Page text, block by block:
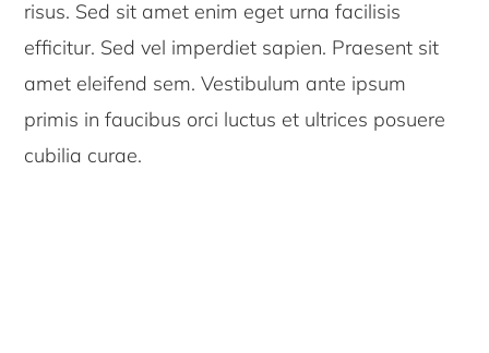
risus. Sed sit amet enim eget urna facilisis
efficitur. Sed vel imperdiet sapien. Praesent sit
amet eleifend sem. Vestibulum ante ipsum
primis in faucibus orci luctus et ultrices posuere
cubilia curae.